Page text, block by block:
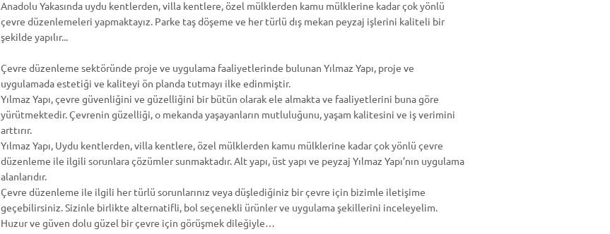
Anadolu Yakasında uydu kentlerden, villa kentlere, özel mülklerden kamu mülklerine kadar çok yönlü
çevre düzenlemeleri yapmaktayız. Parke taş döşeme ve her türlü dış mekan peyzaj işlerini kaliteli bir
şekilde yapılır...
Çevre düzenleme sektöründe proje ve uygulama faaliyetlerinde bulunan Yılmaz Yapı, proje ve
uygulamada estetiği ve kaliteyi ön planda tutmayı ilke edinmiştir.
Yılmaz Yapı, çevre güvenliğini ve güzelliğini bir bütün olarak ele almakta ve faaliyetlerini buna göre
yürütmektedir. Çevrenin güzelliği, o mekanda yaşayanların mutluluğunu, yaşam kalitesini ve iş verimini
arttırır.
Yılmaz Yapı, Uydu kentlerden, villa kentlere, özel mülklerden kamu mülklerine kadar çok yönlü çevre
düzenleme ile ilgili sorunlara çözümler sunmaktadır. Alt yapı, üst yapı ve peyzaj Yılmaz Yapı’nın uygulama
alanlarıdır.
Çevre düzenleme ile ilgili her türlü sorunlarınız veya düşlediğiniz bir çevre için bizimle iletişime
geçebilirsiniz. Sizinle birlikte alternatifli, bol seçenekli ürünler ve uygulama şekillerini inceleyelim.
Huzur ve güven dolu güzel bir çevre için görüşmek dileğiyle…